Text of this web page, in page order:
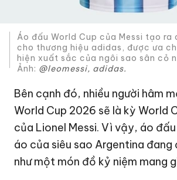
Áo đấu World Cup của Messi tạo ra
cho thương hiệu adidas, được ưa
hiện xuất sắc của ngôi sao sân cỏ
Ảnh: @leomessi, adidas.
Bên cạnh đó, nhiều người hâm
World Cup 2026 sẽ là kỳ World
của Lionel Messi. Vì vậy, áo
áo của siêu sao Argentina đang
như một món đồ kỷ niệm mang